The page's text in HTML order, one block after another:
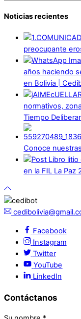
Noticias recientes
preocupante
años haciendo
en Bolivia |
normativos,
Tiempo
Conoce
en la FIL La Paz
Facebook
Instagram
Twitter
YouTube
LinkedIn
Contáctanos